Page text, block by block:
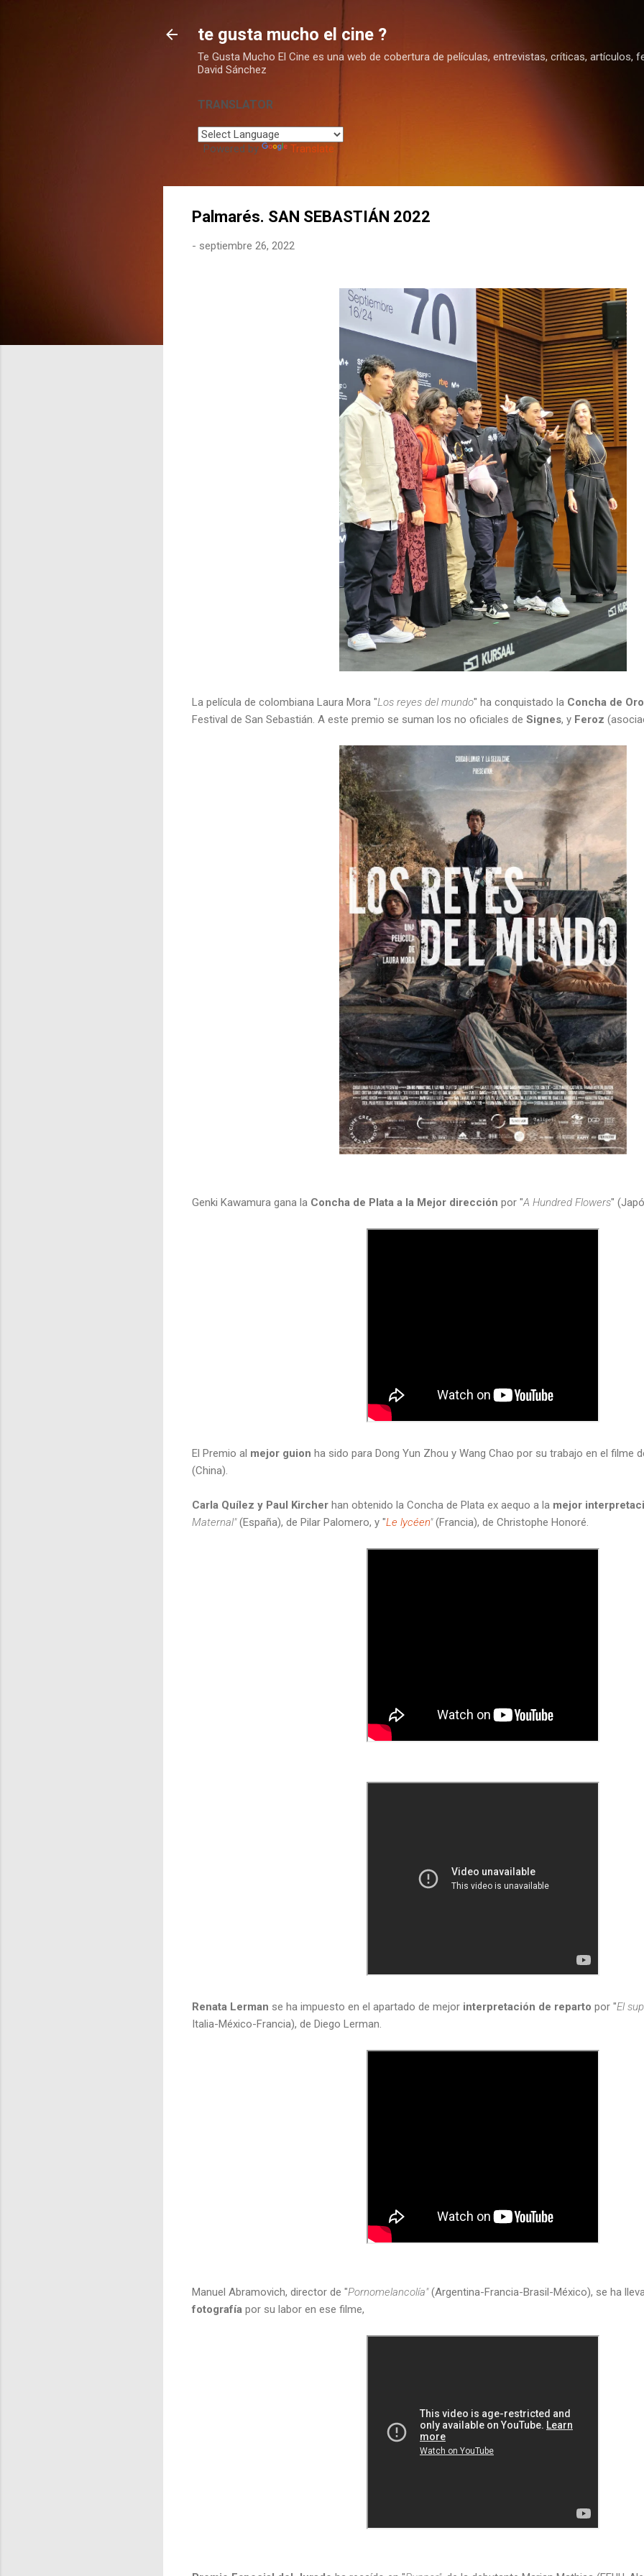
te gusta mucho el cine ?
Te Gusta Mucho El Cine es una web de cobertura de películas, entrevistas, críticas, artículos,
David Sánchez
TRANSLATOR
Powered by Translate
Palmarés. SAN SEBASTIÁN 2022
- septiembre 26, 2022
La película de colombiana Laura Mora "Los reyes del mundo" ha conquistado la Concha de
Festival de San Sebastián. A este premio se suman los no oficiales de Signes, y Feroz
Genki Kawamura gana la Concha de Plata a la Mejor dirección por "A Hundred Flowers"
El Premio al mejor guion ha sido para Dong Yun Zhou y Wang Chao por su trabajo en el filme
(China).
Carla Quílez y Paul Kircher han obtenido la Concha de Plata ex aequo a la mejor
Maternal"(España), de Pilar Palomero, y "Le lycéen"(Francia), de Christophe Honoré.
Renata Lerman se ha impuesto en el apartado de mejor interpretación de reparto por "El
Italia-México-Francia), de Diego Lerman.
Manuel Abramovich, director de "Pornomelancolía"(Argentina-Francia-Brasil-México), se ha
fotografía por su labor en ese filme,